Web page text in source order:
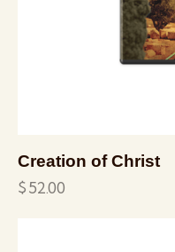
Creation of Christ
$52.00